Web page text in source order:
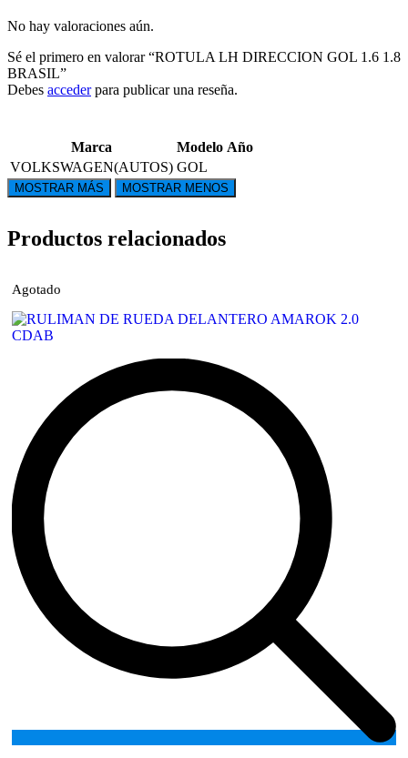
No hay valoraciones aún.
Sé el primero en valorar “ROTULA LH DIRECCION GOL 1.6 1.8
BRASIL”
Debes accederpara publicar una reseña.
Marca Modelo Año
VOLKSWAGEN(AUTOS) GOL
Productos relacionados
Agotado